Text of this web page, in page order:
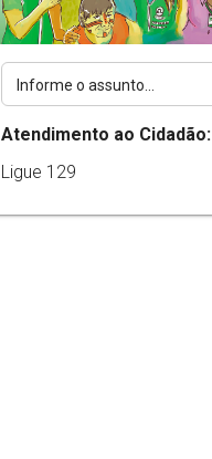
Atendimento ao Cidadão:
Ligue 129